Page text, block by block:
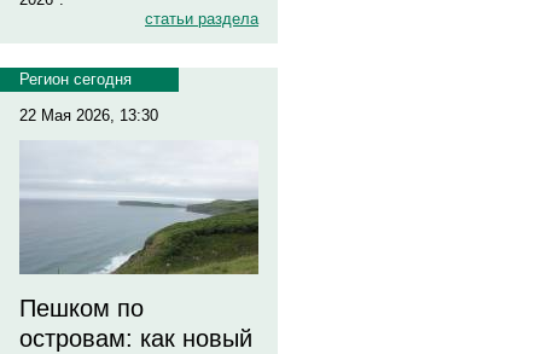
статьи раздела
Регион сегодня
22 Мая 2026, 13:30
Пешком по
островам: как новый